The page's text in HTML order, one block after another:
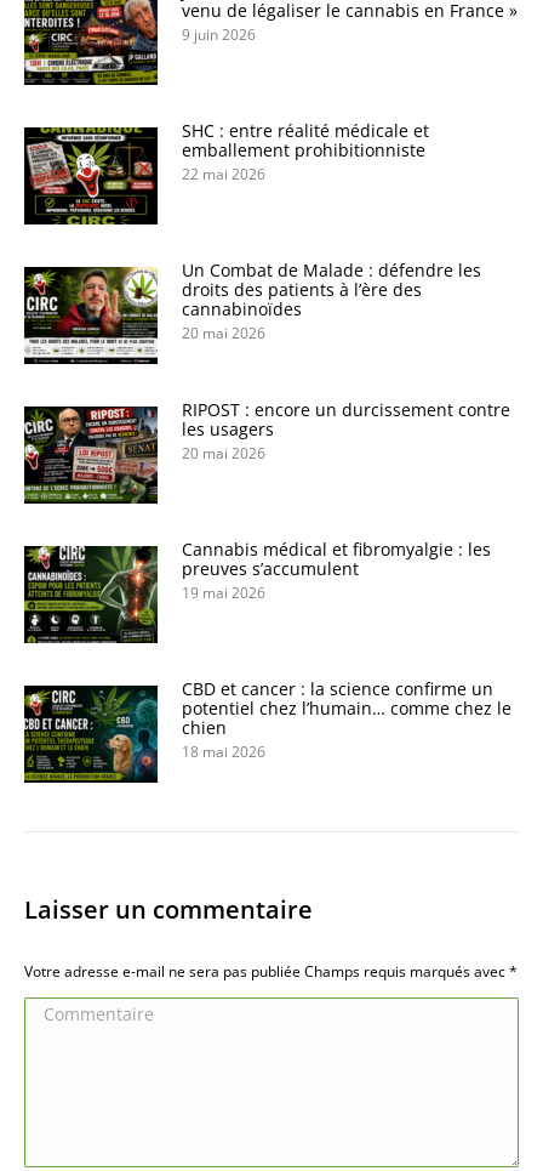
venu de légaliser le cannabis en France »
9 juin 2026
SHC : entre réalité médicale et
emballement prohibitionniste
22 mai 2026
Un Combat de Malade : défendre les
droits des patients à l’ère des
cannabinoïdes
20 mai 2026
RIPOST : encore un durcissement contre
les usagers
20 mai 2026
Cannabis médical et fibromyalgie : les
preuves s’accumulent
19 mai 2026
CBD et cancer : la science confirme un
potentiel chez l’humain… comme chez le
chien
18 mai 2026
Laisser un commentaire
Votre adresse e-mail ne sera pas publiée Champs requis marqués avec*
Commentaire